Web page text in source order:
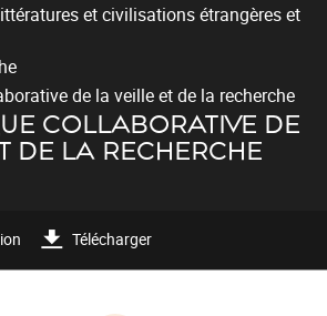
et civilisations étrangères et
de la veille et de la recherche
COLLABORATIVE DE
DE LA RECHERCHE
Télécharger